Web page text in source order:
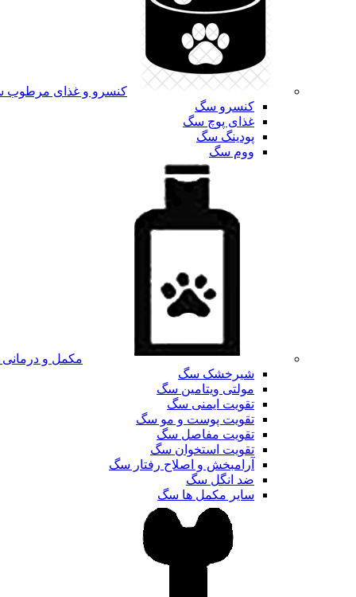
کنسرو و غذای
کنسرو سگ
غذای پوچ سگ
پودینگ سگ
ووم سگ
مکمل و
شیرخشک سگ
مولتی ویتامین سگ
تقویت ایمنی سگ
تقویت پوست و مو سگ
تقویت مفاصل سگ
تقویت استخوان سگ
آرامبخش و اصلاح رفتار سگ
ضد انگل سگ
سایر مکمل ها سگ